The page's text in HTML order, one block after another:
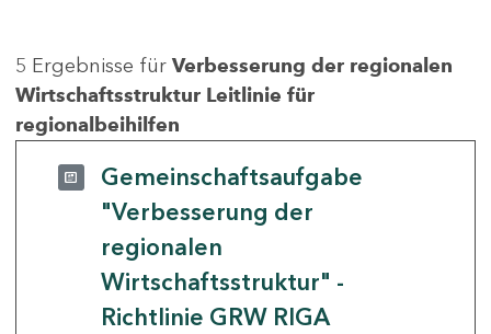
5 Ergebnisse für Verbesserung der regionalen
Wirtschaftsstruktur Leitlinie für
regionalbeihilfen
Gemeinschaftsaufgabe
"Verbesserung der
regionalen
Wirtschaftsstruktur" -
Richtlinie GRW RIGA